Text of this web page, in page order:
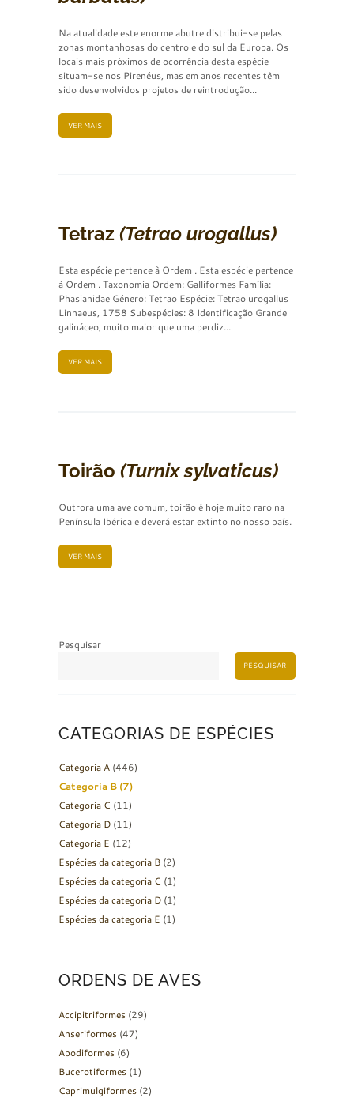
Na atualidade este enorme abutre distribui-se pelas
zonas montanhosas do centro e do sul da Europa. Os
locais mais próximos de ocorrência desta espécie
situam-se nos Pirenéus, mas em anos recentes têm
sido desenvolvidos projetos de reintrodução...
VER MAIS
Tetraz (Tetrao urogallus)
Esta espécie pertence à Ordem . Esta espécie pertence
à Ordem . Taxonomia Ordem: Galliformes Família:
Phasianidae Género: Tetrao Espécie: Tetrao urogallus
Linnaeus, 1758 Subespécies: 8 Identificação Grande
galináceo, muito maior que uma perdiz...
VER MAIS
Toirão (Turnix sylvaticus)
Outrora uma ave comum, toirão é hoje muito raro na
Península Ibérica e deverá estar extinto no nosso país.
VER MAIS
Pesquisar
PESQUISAR
CATEGORIAS DE ESPÉCIES
Categoria A (446)
Categoria B (7)
Categoria C (11)
Categoria D (11)
Categoria E (12)
Espécies da categoria B (2)
Espécies da categoria C (1)
Espécies da categoria D (1)
Espécies da categoria E (1)
ORDENS DE AVES
Accipitriformes (29)
Anseriformes (47)
Apodiformes (6)
Bucerotiformes (1)
Caprimulgiformes (2)